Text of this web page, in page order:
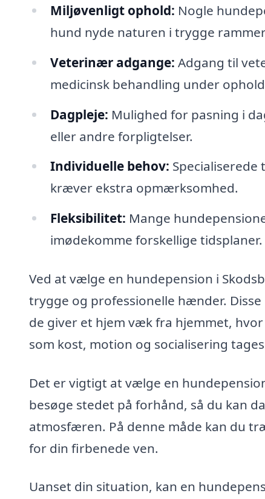
Miljøvenligt ophold: Nogle
hund nyde naturen i trygge
Veterinær adgange: Adgang til
medicinsk behandling under
Dagpleje: Mulighed for pasning i
eller andre forpligtelser.
Individuelle behov:
kræver ekstra opmærksomhed.
Fleksibilitet: Mange
imødekomme forskellige tidsplaner.
Ved at vælge en hundepension i
trygge og professionelle hænder.
de giver et hjem væk fra hjemmet,
som kost, motion og socialisering
Det er vigtigt at vælge en
besøge stedet på forhånd, så du kan
atmosfæren. På denne måde kan du
for din firbenede ven.
Uanset din situation, kan en